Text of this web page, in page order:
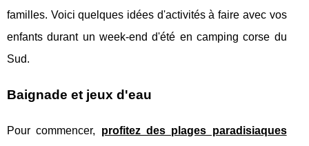
familles. Voici quelques idées d'activités à faire avec vos
enfants durant un week-end d'été en camping corse du
Sud.
Baignade et jeux d'eau
Pour commencer, profitez des plages paradisiaques